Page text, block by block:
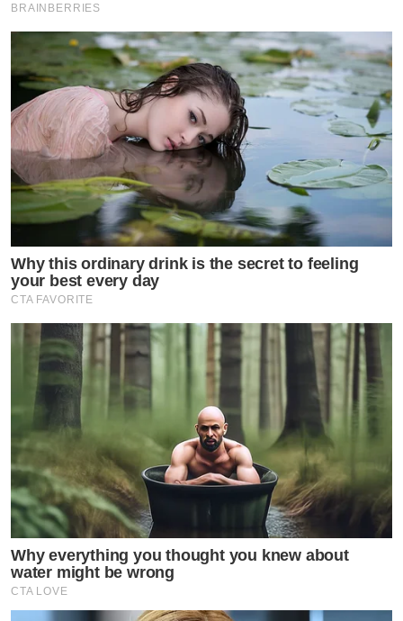
ข่าวที่เกี่ยวข้อง
จึ้งมาก!! น้ำเพชร อิสรีย์ เปิด
ลุค นางมโหทรเทวี นาง
BRAINBERRIES
Why this ordinary drink is the secret to feeling
your best every day
CTA FAVORITE
Why everything you thought you knew about
water might be wrong
CTA LOVE